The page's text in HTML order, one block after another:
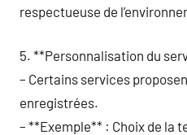
respectueuse de
5. **Personnalisation du
– Certains services
enregistrées.
– **Exemple** : Choix de la